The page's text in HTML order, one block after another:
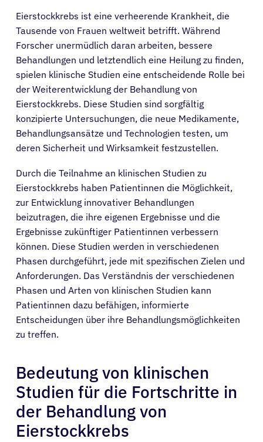
Eierstockkrebs ist eine verheerende Krankheit, die
Tausende von Frauen weltweit betrifft. Während
Forscher unermüdlich daran arbeiten, bessere
Behandlungen und letztendlich eine Heilung zu finden,
spielen klinische Studien eine entscheidende Rolle bei
der Weiterentwicklung der Behandlung von
Eierstockkrebs. Diese Studien sind sorgfältig
konzipierte Untersuchungen, die neue Medikamente,
Behandlungsansätze und Technologien testen, um
deren Sicherheit und Wirksamkeit festzustellen.
Durch die Teilnahme an klinischen Studien zu
Eierstockkrebs haben Patientinnen die Möglichkeit,
zur Entwicklung innovativer Behandlungen
beizutragen, die ihre eigenen Ergebnisse und die
Ergebnisse zukünftiger Patientinnen verbessern
können. Diese Studien werden in verschiedenen
Phasen durchgeführt, jede mit spezifischen Zielen und
Anforderungen. Das Verständnis der verschiedenen
Phasen und Arten von klinischen Studien kann
Patientinnen dazu befähigen, informierte
Entscheidungen über ihre Behandlungsmöglichkeiten
zu treffen.
Bedeutung von klinischen
Studien für die Fortschritte in
der Behandlung von
Eierstockkrebs